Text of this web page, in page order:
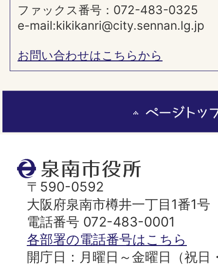
ファックス番号：072-483-0325
e-mail:kikikanri@city.sennan.lg.jp
お問い合わせはこちらから
泉
南
市
役
所
〒590-0592
大阪府泉南市樽井一丁目1番1号
電話番号 072-483-0001
各部署の電話番号はこちら
開庁日：月曜日～金曜日（祝日